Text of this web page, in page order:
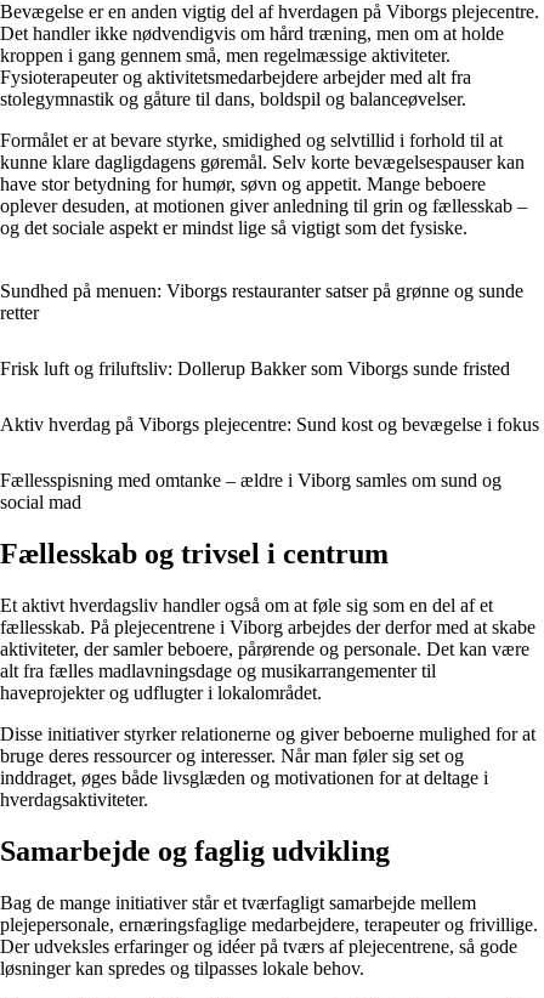
Bevægelse er en anden vigtig del af hverdagen på Viborgs plejecentre.
Det handler ikke nødvendigvis om hård træning, men om at holde
kroppen i gang gennem små, men regelmæssige aktiviteter.
Fysioterapeuter og aktivitetsmedarbejdere arbejder med alt fra
stolegymnastik og gåture til dans, boldspil og balanceøvelser.
Formålet er at bevare styrke, smidighed og selvtillid i forhold til at
kunne klare dagligdagens gøremål. Selv korte bevægelsespauser kan
have stor betydning for humør, søvn og appetit. Mange beboere
oplever desuden, at motionen giver anledning til grin og fællesskab –
og det sociale aspekt er mindst lige så vigtigt som det fysiske.
Sundhed på menuen: Viborgs restauranter satser på grønne og sunde
retter
Frisk luft og friluftsliv: Dollerup Bakker som Viborgs sunde fristed
Aktiv hverdag på Viborgs plejecentre: Sund kost og bevægelse i fokus
Fællesspisning med omtanke – ældre i Viborg samles om sund og
social mad
Fællesskab og trivsel i centrum
Et aktivt hverdagsliv handler også om at føle sig som en del af et
fællesskab. På plejecentrene i Viborg arbejdes der derfor med at skabe
aktiviteter, der samler beboere, pårørende og personale. Det kan være
alt fra fælles madlavningsdage og musikarrangementer til
haveprojekter og udflugter i lokalområdet.
Disse initiativer styrker relationerne og giver beboerne mulighed for at
bruge deres ressourcer og interesser. Når man føler sig set og
inddraget, øges både livsglæden og motivationen for at deltage i
hverdagsaktiviteter.
Samarbejde og faglig udvikling
Bag de mange initiativer står et tværfagligt samarbejde mellem
plejepersonale, ernæringsfaglige medarbejdere, terapeuter og frivillige.
Der udveksles erfaringer og idéer på tværs af plejecentrene, så gode
løsninger kan spredes og tilpasses lokale behov.